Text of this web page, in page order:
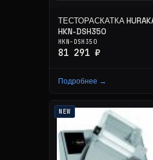
ТЕСТОРАСКАТКА
HKN-DSH350
HKN-DSH350
81 291 ₽
Подробнее →
NEW